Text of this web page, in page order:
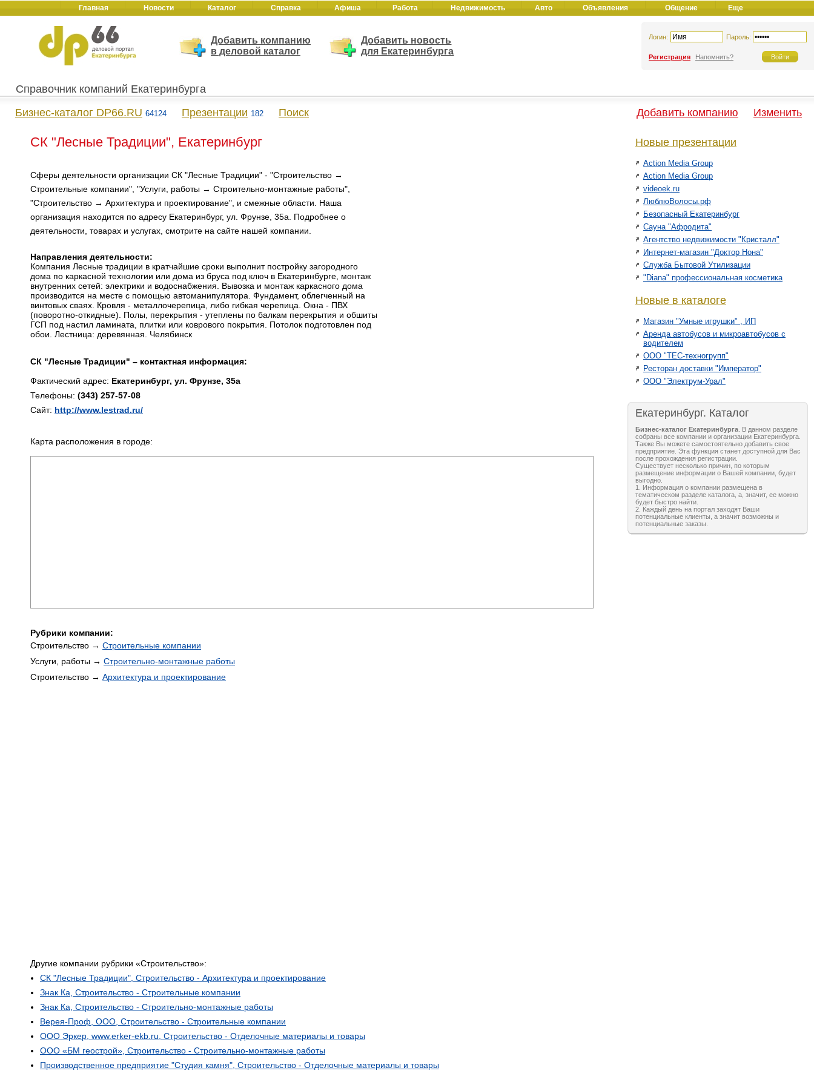
Главная Новости Каталог Справка Афиша Работа Недвижимость Авто Объявления Общение Еще
Добавить компанию
в деловой каталог
Добавить новость
для Екатеринбурга
Логин: Пароль:
Регистрация Напомнить?
Справочник компаний Екатеринбурга
Бизнес-каталог DP66.RU 64124 Презентации 182 Поиск Добавить компанию Изменить
СК "Лесные Традиции", Екатеринбург
Сферы деятельности организации СК "Лесные Традиции" - "Строительство →
Строительные компании", "Услуги, работы → Строительно-монтажные работы",
"Строительство → Архитектура и проектирование", и смежные области. Наша
организация находится по адресу Екатеринбург, ул. Фрунзе, 35а. Подробнее о
деятельности, товарах и услугах, смотрите на сайте нашей компании.
Направления деятельности:
Компания Лесные традиции в кратчайшие сроки выполнит постройку загородного
дома по каркасной технологии или дома из бруса под ключ в Екатеринбурге, монтаж
внутренних сетей: электрики и водоснабжения. Вывозка и монтаж каркасного дома
производится на месте с помощью автоманипулятора. Фундамент, облегченный на
винтовых сваях. Кровля - металлочерепица, либо гибкая черепица. Окна - ПВХ
(поворотно-откидные). Полы, перекрытия - утеплены по балкам перекрытия и обшиты
ГСП под настил ламината, плитки или коврового покрытия. Потолок подготовлен под
обои. Лестница: деревянная. Челябинск
СК "Лесные Традиции" – контактная информация:
Фактический адрес: Екатеринбург, ул. Фрунзе, 35а
Телефоны: (343) 257-57-08
Сайт: http://www.lestrad.ru/
Карта расположения в городе:
Рубрики компании:
Строительство → Строительные компании
Услуги, работы → Строительно-монтажные работы
Строительство → Архитектура и проектирование
Другие компании рубрики «Строительство»:
СК "Лесные Традиции", Строительство - Архитектура и проектирование
Знак Ка, Строительство - Строительные компании
Знак Ка, Строительство - Строительно-монтажные работы
Верея-Проф, ООО, Строительство - Строительные компании
ООО Эркер, www.erker-ekb.ru, Строительство - Отделочные материалы и товары
ООО «БМ геострой», Строительство - Строительно-монтажные работы
Производственное предприятие "Студия камня", Строительство - Отделочные материалы и товары
Новые презентации
Action Media Group
Action Media Group
videoek.ru
ЛюблюВолосы.рф
Безопасный Екатеринбург
Сауна "Афродита"
Агентство недвижимости "Кристалл"
Интернет-магазин "Доктор Нона"
Служба Бытовой Утилизации
"Diana" профессиональная косметика
Новые в каталоге
Магазин "Умные игрушки" , ИП
Аренда автобусов и микроавтобусов с
водителем
ООО "ТЕС-техногрупп"
Ресторан доставки "Император"
ООО "Электрум-Урал"
Екатеринбург. Каталог
Бизнес-каталог Екатеринбурга . В данном разделе
собраны все компании и организации Екатеринбурга.
Также Вы можете самостоятельно добавить свое
предприятие. Эта функция станет доступной для Вас
после прохождения регистрации.
Существует несколько причин, по которым
размещение информации о Вашей компании, будет
выгодно.
1. Информация о компании размещена в
тематическом разделе каталога, а, значит, ее можно
будет быстро найти.
2. Каждый день на портал заходят Ваши
потенциальные клиенты, а значит возможны и
потенциальные заказы.